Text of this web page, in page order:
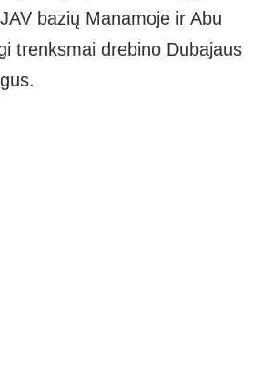
bazių Manamoje ir Abu
trenksmai drebino Dubajaus